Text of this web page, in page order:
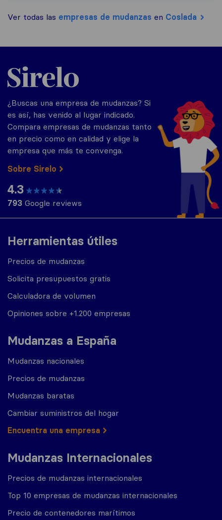
Ver todas las empresas de mudanzas en Coslada
Herramientas útiles
Precios de mudanzas
Solicita presupuestos gratis
Calculadora de volumen
Opiniones sobre +1.200 empresas
Mudanzas a España
Mudanzas nacionales
Precios de mudanzas
Mudanzas baratas
Cambiar suministros del hogar
Encuentra una empresa
Mudanzas Internacionales
Precios de mudanzas internacionales
Top 10 empresas de mudanzas internacionales
Precio de contenedores marítimos
Sirelo.es
¿Buscas una empresa de mudanzas? Si
es así, has venido al lugar indicado.
Compara empresas de mudanzas tanto
en precio como en calidad y elige la
empresa que más te convenga.
Sobre Sirelo
4.3
793 Google reviews